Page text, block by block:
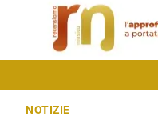
NOTIZIE